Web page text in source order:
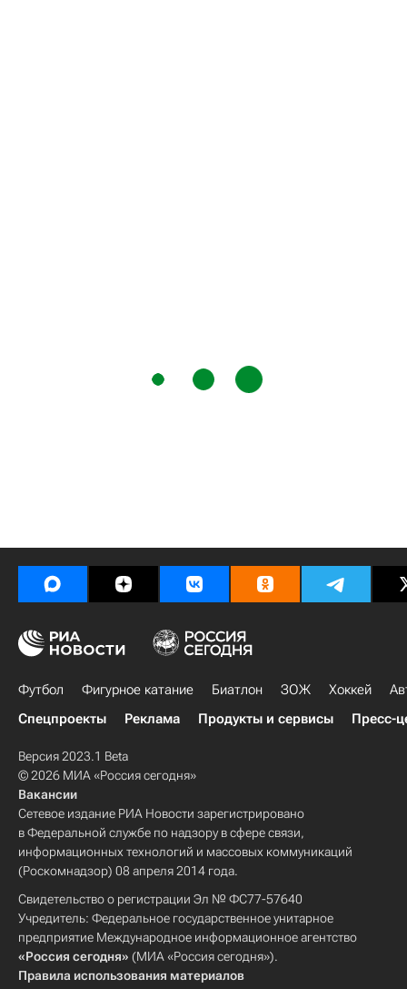
Футбол Фигурное катание Биатлон ЗОЖ Хоккей
Спецпроекты
Реклама Продукты и сервисы Пресс-
Версия 2023.1 Beta
© 2026 МИА «Россия сегодня»
Вакансии
Сетевое издание РИА Новости зарегистрировано
в Федеральной службе по надзору в сфере связи,
информационных технологий и массовых коммуникаций
(Роскомнадзор) 08 апреля 2014 года.
Свидетельство о регистрации Эл № ФС77-57640
Учредитель: Федеральное государственное унитарное
предприятие Международное информационное агентство
«Россия сегодня» (МИА «Россия сегодня»).
Правила использования материалов